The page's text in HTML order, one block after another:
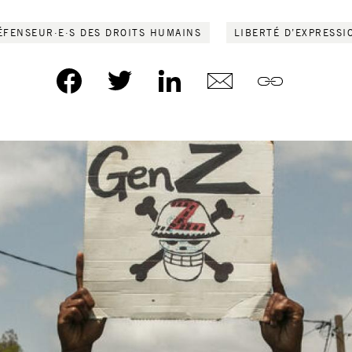
DES DROITS HUMAINS LIBERTÉ